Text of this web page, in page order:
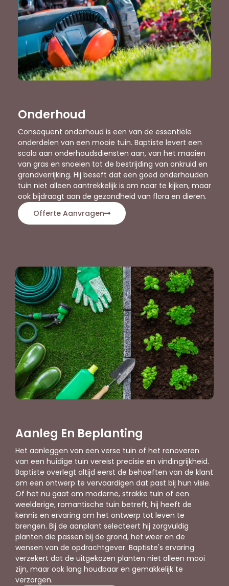
Onderhoud
Consequent onderhoud is een van de essentiële
onderdelen van een mooie tuin. Baptiste levert een
scala aan onderhoudsdiensten aan, van het maaien
van gras en snoeien tot de bestrijding van onkruid en
grondverrijking. Hij beseft dat een goed onderhouden
tuin niet alleen aantrekkelijk is om naar te kijken, maar
ook bijdraagt aan de gezondheid van flora en dieren.
Offerte Aanvragen
Aanleg En Beplanting
Het aanleggen van een verse tuin of het renoveren
van een huidige tuin vereist precisie en vindingrijkheid.
Baptiste overlegt altijd eerst de behoeften van de klant
om een ontwerp te vervaardigen dat past bij hun visie.
Of het nu gaat om moderne, strakke tuin of een
weelderige, romantische tuin betreft, hij heeft de
kennis en ervaring om het ontwerp tot leven te
brengen. Bij de aanplant selecteert hij zorgvuldig
planten die passen bij de grond, het weer en de
wensen van de opdrachtgever. Baptiste's ervaring
verzekert dat de uitgekozen planten niet alleen mooi
zijn, maar ook lang houdbaar en gemakkelijk te
verzorgen.